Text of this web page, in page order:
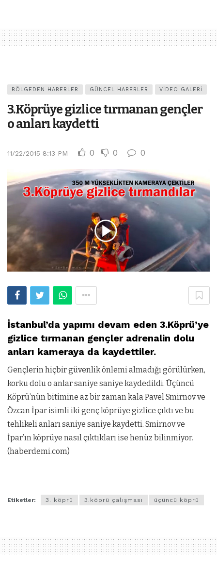
BÖLGEDEN HABERLER GÜNCEL HABERLER VIDEO GALERI
3.Köprüye gizlice tırmanan gençler
o anları kaydetti
11/22/2015 8:13 PM 0 0 0
İstanbul’da yapımı devam eden 3.Köprü’ye
gizlice tırmanan gençler adrenalin dolu
anları kameraya da kaydettiler.
Gençlerin hiçbir güvenlik önlemi almadığı görülürken,
korku dolu o anlar saniye saniye kaydedildi. Üçüncü
Köprü’nün bitimine az bir zaman kala Pavel Smirnov ve
Özcan İpar isimli iki genç köprüye gizlice çıktı ve bu
tehlikeli anları saniye saniye kaydetti. Smirnov ve
İpar’ın köprüye nasıl çıktıkları ise henüz bilinmiyor.
(haberdemi.com)
Etiketler: 3. köprü 3.köprü çalışması üçüncü köprü